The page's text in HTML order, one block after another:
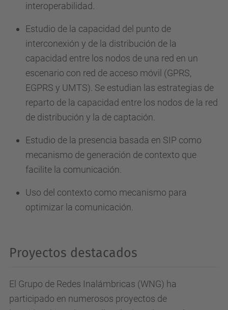
interoperabilidad.
Estudio de la capacidad del punto de
interconexión y de la distribución de la
capacidad entre los nodos de una red en un
escenario con red de acceso móvil (GPRS,
EGPRS y UMTS). Se estudian las estrategias de
reparto de la capacidad entre los nodos de la red
de distribución y la de captación.
Estudio de la presencia basada en SIP como
mecanismo de generación de contexto que
facilite la comunicación.
Uso del contexto como mecanismo para
optimizar la comunicación.
Proyectos destacados
El Grupo de Redes Inalámbricas (WNG) ha
participado en numerosos proyectos de